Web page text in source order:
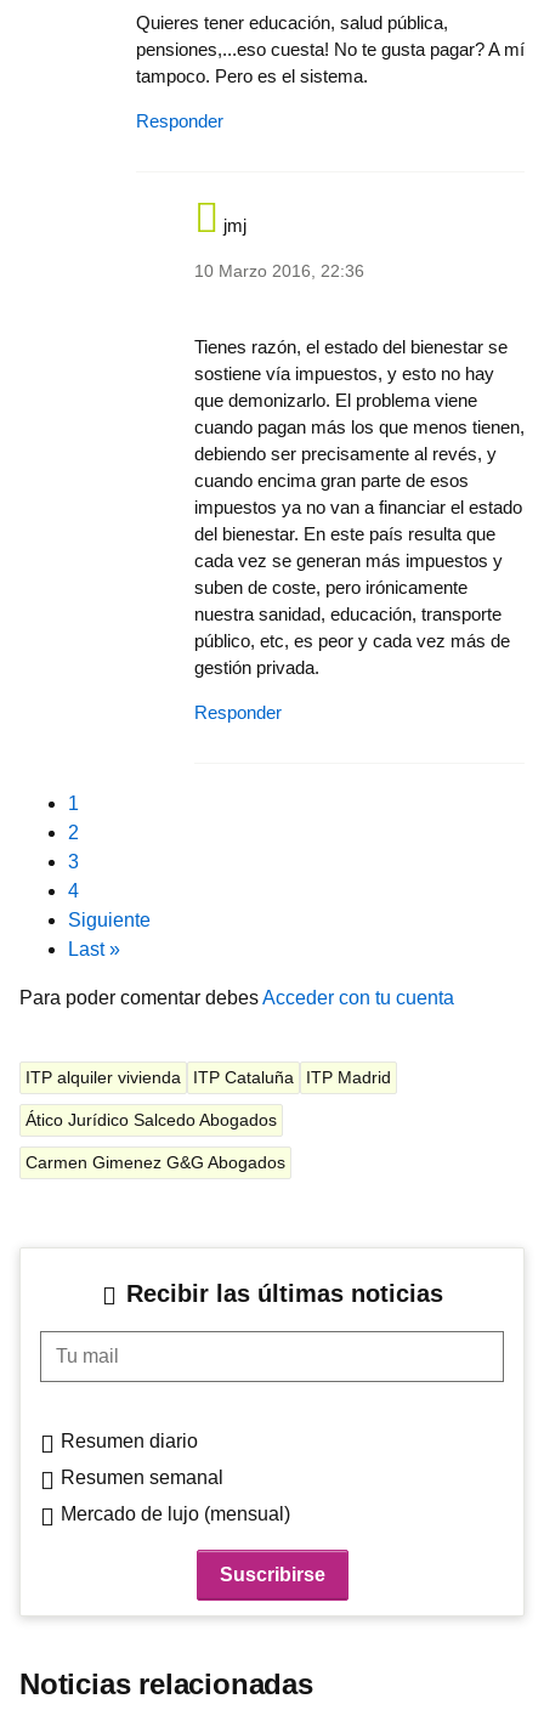
Quieres tener educación, salud pública,
pensiones,...eso cuesta! No te gusta pagar? A mí
tampoco. Pero es el sistema.
Responder
jmj
10 Marzo 2016, 22:36
Tienes razón, el estado del bienestar se
sostiene vía impuestos, y esto no hay
que demonizarlo. El problema viene
cuando pagan más los que menos tienen,
debiendo ser precisamente al revés, y
cuando encima gran parte de esos
impuestos ya no van a financiar el estado
del bienestar. En este país resulta que
cada vez se generan más impuestos y
suben de coste, pero irónicamente
nuestra sanidad, educación, transporte
público, etc, es peor y cada vez más de
gestión privada.
Responder
PaginationCurrent page
1
Page
2
Page
3
Page
4
Next page
Siguiente
Last page
Last »
Para poder comentar debesAcceder con tu cuenta
ITP alquiler vivienda ITP Cataluña ITP Madrid
Ático Jurídico Salcedo Abogados
Carmen Gimenez G&G Abogados
Recibir las últimas noticias
Tu mail
Resumen diario
Resumen semanal
Mercado de lujo (mensual)
Noticias relacionadas